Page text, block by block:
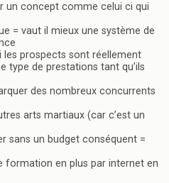
un concept comme celui ci qui
= vaut il mieux une système de
prospects sont réellement
type de prestations tant qu’ils
des nombreux concurrents
arts martiaux (car c’est un
sans un budget conséquent =
formation en plus par internet en